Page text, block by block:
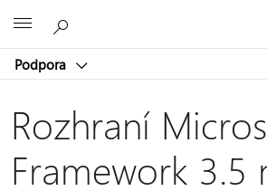
Podpora
Rozhraní
Framework 3.5